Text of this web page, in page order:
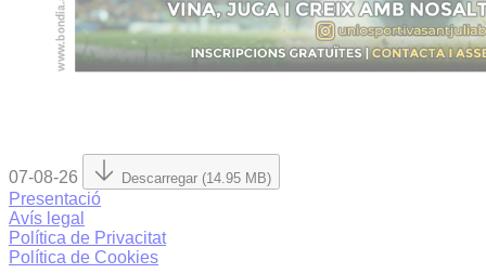
07-08-26 Descarregar (14.95 MB)
Presentació
Avís legal
Política de Privacitat
Política de Cookies